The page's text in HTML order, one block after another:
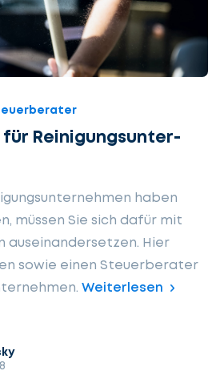
Reini­gungs­unter­
haben
müssen Sie sich dafür mit
auseinandersetzen. Hier
sowie einen Steuerberater
Weiterlesen